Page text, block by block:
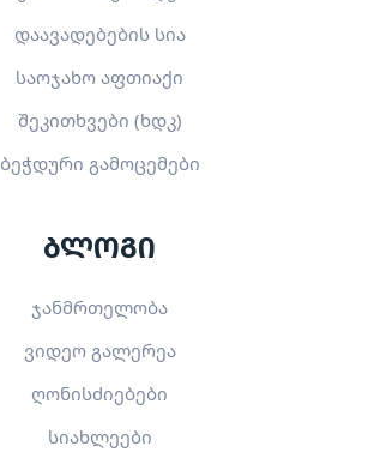
დაავადებების სია
საოჯახო აფთიაქი
შეკითხვები (ხდკ)
ბეჭდური გამოცემები
ბლოგი
ჯანმრთელობა
ვიდეო გალერეა
ღონისძიებები
სიახლეები